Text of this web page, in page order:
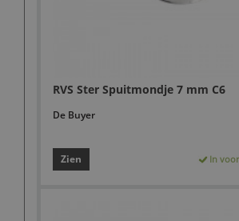
RVS Ster Spuitmondje 7 mm C6
De Buyer
Zien In